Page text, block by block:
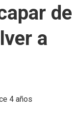
de
a
4 años